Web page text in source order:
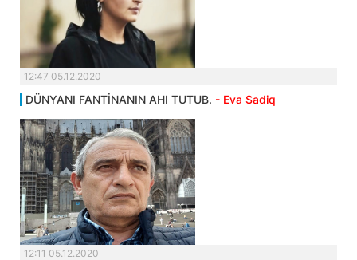
12:47 05.12.2020
DÜNYANI FANTİNANIN AHI TUTUB. - Eva Sadiq
12:11 05.12.2020